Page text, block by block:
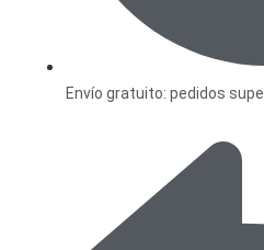
Envío gratuito: pedidos